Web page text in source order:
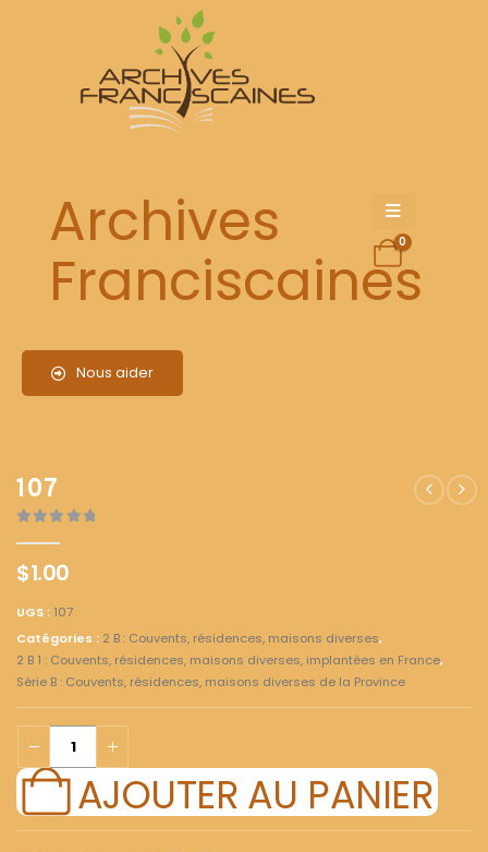
Archives
Franciscaines
Nous aider
0
107
$1.00
UGS : 107
Catégories : 2 B : Couvents, résidences, maisons diverses,
2 B 1 : Couvents, résidences, maisons diverses, implantées en France,
Série B : Couvents, résidences, maisons diverses de la Province
AJOUTER AU PANIER